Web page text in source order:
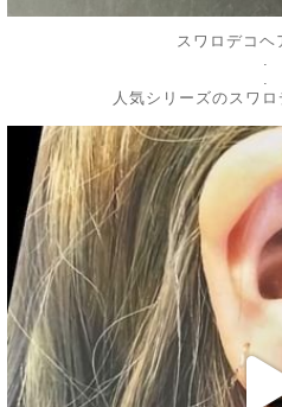
スワロデコヘ
.
.
人気シリーズのスワ
decojewelrymahalo
7月 6